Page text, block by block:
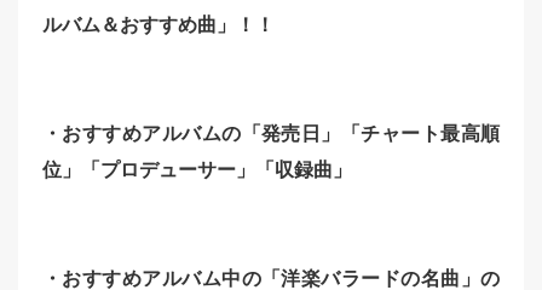
ルバム＆おすすめ曲」！！
・おすすめアルバムの「発売日」「チャート最高順
位」「 プロデューサー」「収録曲」
・おすすめアルバム中の「洋楽バラードの名曲」の